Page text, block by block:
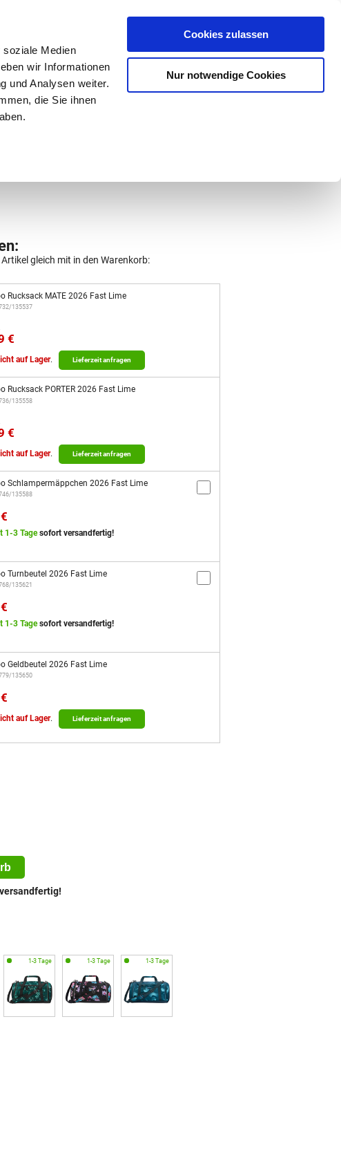
soziale Medien
wir Informationen
und Analysen weiter.
die Sie ihnen
Cookies zulassen
Nur notwendige Cookies
0,00 €
gleich mit in den Warenkorb:
Rucksack MATE 2026 Fast Lime
135537
€
auf Lager. Lieferzeit anfragen
Rucksack PORTER 2026 Fast Lime
135558
€
auf Lager. Lieferzeit anfragen
Schlampermäppchen 2026 Fast Lime
135588
1-3 Tagesofort versandfertig!
Turnbeutel 2026 Fast Lime
135621
1-3 Tagesofort versandfertig!
Geldbeutel 2026 Fast Lime
135650
auf Lager. Lieferzeit anfragen